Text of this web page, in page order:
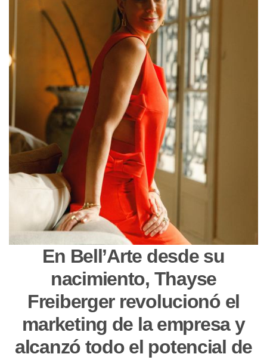
En Bell’Arte desde su
nacimiento, Thayse
Freiberger revolucionó el
marketing de la empresa y
alcanzó todo el potencial de